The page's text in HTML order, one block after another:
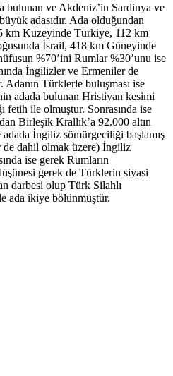
bulunan ve Akdeniz’in Sardinya ve
adasıdır. Ada olduğundan
km Kuzeyinde Türkiye, 112 km
İsrail, 418 km Güneyinde
%70’ini Rumlar %30’unu ise
İngilizler ve Ermeniler de
Adanın Türklerle buluşması ise
adada bulunan Hristiyan kesimi
fetih ile olmuştur. Sonrasında ise
Birleşik Krallık’a 92.000 altın
adada İngiliz sömürgeciliği başlamış
dahil olmak üzere) İngiliz
ise gerek Rumların
gerek de Türklerin siyasi
darbesi olup Türk Silahlı
ada ikiye bölünmüştür.